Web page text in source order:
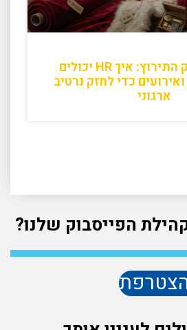
סנטה הוא רק התירוץ: איך HR יכולים
כדי לחזק נרטיב
ארגוני
הפייסבוק שלנו?